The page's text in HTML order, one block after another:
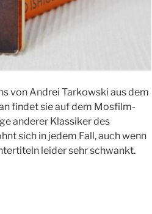
von Andrei Tarkowski aus dem
findet sie auf dem Mosfilm-
anderer Klassiker des
sich in jedem Fall, auch wenn
leider sehr schwankt.